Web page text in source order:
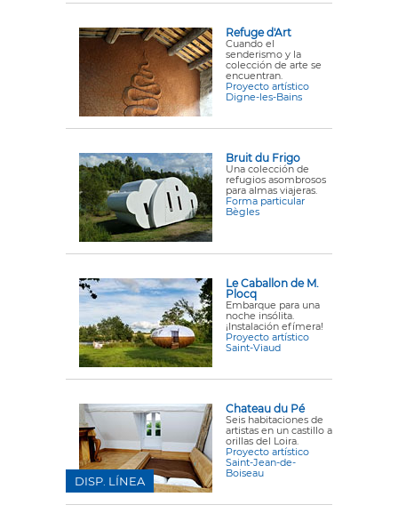
Refuge d'Art
Cuando el
senderismo y la
colección de arte se
encuentran.
Proyecto artístico
Digne-les-Bains
Bruit du Frigo
Una colección de
refugios asombrosos
para almas viajeras.
Forma particular
Bègles
Le Caballon de M.
Plocq
Embarque para una
noche insólita.
¡Instalación efímera!
Proyecto artístico
Saint-Viaud
Chateau du Pé
Seis habitaciones de
artistas en un castillo a
orillas del Loira.
Proyecto artístico
Saint-Jean-de-
Boiseau
DISP. LÍNEA